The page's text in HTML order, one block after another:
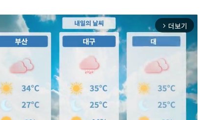
arrow_forward_ios 더보기